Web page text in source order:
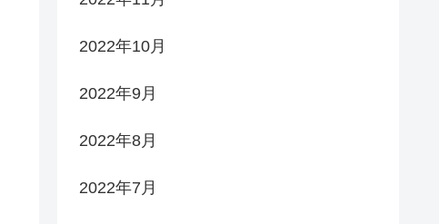
2022年10月
2022年9月
2022年8月
2022年7月